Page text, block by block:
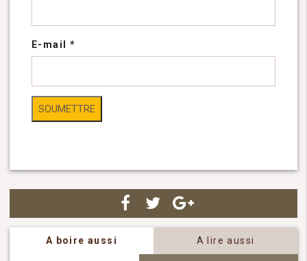
E-mail *
A boire aussi A lire aussi